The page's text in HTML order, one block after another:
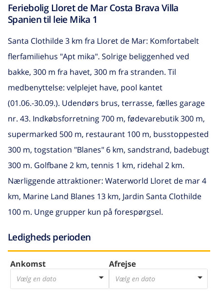
Feriebolig Lloret de Mar Costa Brava Villa
Spanien til leie Mika 1
Santa Clothilde 3 km fra Lloret de Mar: Komfortabelt
flerfamiliehus "Apt mika". Solrige beliggenhed ved
bakke, 300 m fra havet, 300 m fra stranden. Til
medbenyttelse: velplejet have, pool kantet
(01.06.-30.09.). Udendørs brus, terrasse, fælles garage
nr. 43. Indkøbsforretning 700 m, fødevarebutik 300 m,
supermarked 500 m, restaurant 100 m, busstoppested
300 m, togstation "Blanes" 6 km, sandstrand, badebugt
300 m. Golfbane 2 km, tennis 1 km, ridehal 2 km.
Nærliggende attraktioner: Waterworld Lloret de mar 4
km, Marine Land Blanes 13 km, Jardin Santa Clothilde
100 m. Unge grupper kun på forespørgsel.
Ledigheds perioden
Ankomst
Vælg en dato
Afrejse
Vælg en dato